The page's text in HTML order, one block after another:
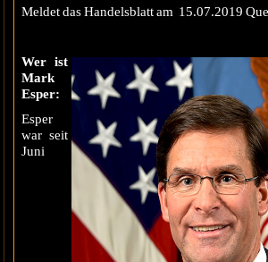
Meldet das Handelsblatt am 15.07.2019
Wer ist
Mark
Esper:
Esper
war seit
Juni